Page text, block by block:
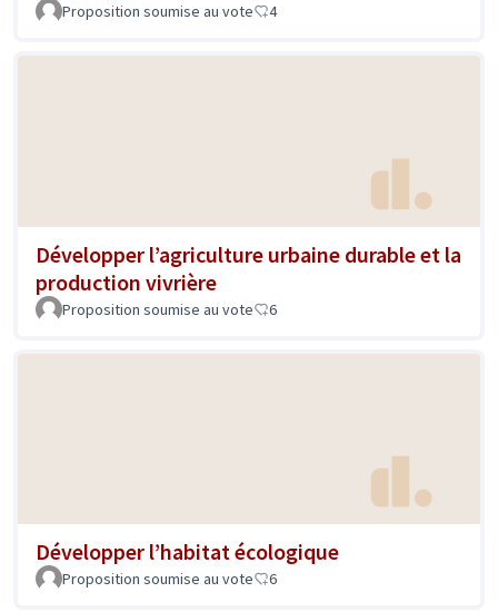
Proposition soumise au vote 4
Développer l’agriculture urbaine durable et la
production vivrière
Proposition soumise au vote 6
Développer l’habitat écologique
Proposition soumise au vote 6